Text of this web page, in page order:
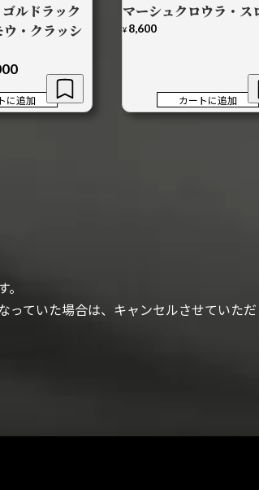
ルドラック
ウ・クラッシ
現
の
価
に追加
マーシュクロウラ・ス
¥ 8,600
カートに追加
ていた場合は、キャンセルさせていた